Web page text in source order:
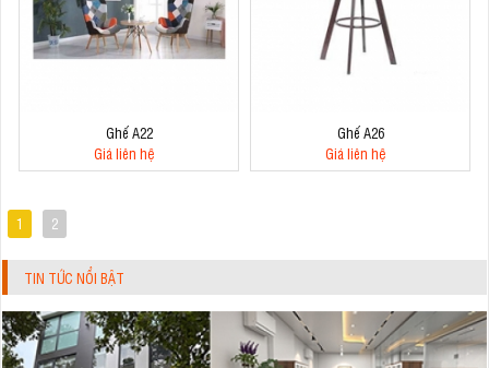
Ghế A22
Giá liên hệ
Ghế A26
Giá liên hệ
1 2
TIN TỨC NỔI BẬT